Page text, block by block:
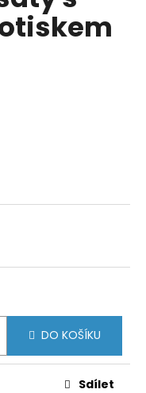
DO KOŠÍKU
Sdílet